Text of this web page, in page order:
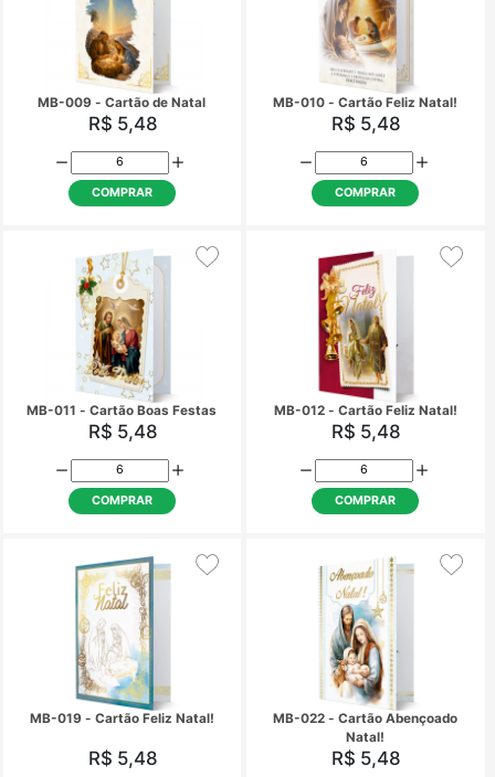
MB-003 - Cartão Para uma
Família Especial, Boas Festas
R$ 5,48
COMPRAR
MB-004 - Cartão -
R$ 5,48
R$ 5,48
COMPRAR
R$ 5,48